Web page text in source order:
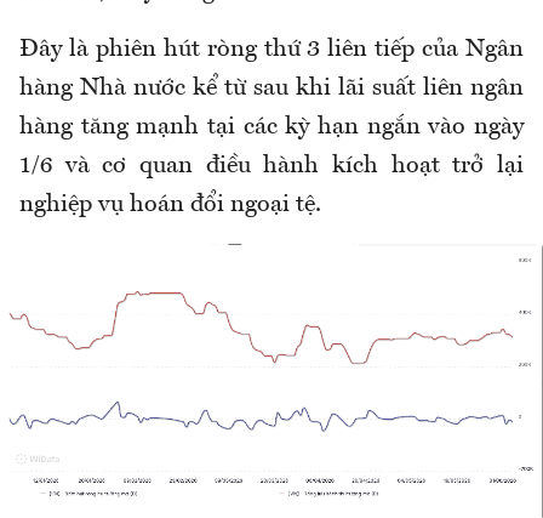
Đây là phiên hút ròng thứ 3 liên tiếp của Ngân
hàng Nhà nước kể từ sau khi lãi suất liên ngân
hàng tăng mạnh tại các kỳ hạn ngắn vào ngày
1/6 và cơ quan điều hành kích hoạt trở lại
nghiệp vụ hoán đổi ngoại tệ.